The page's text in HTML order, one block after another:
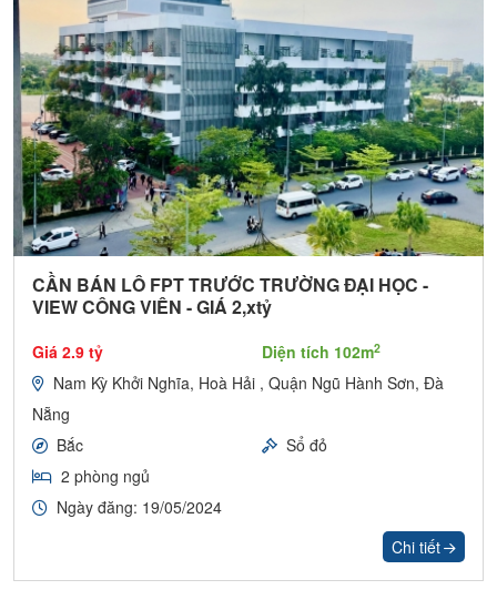
CẦN BÁN LÔ FPT TRƯỚC TRƯỜNG ĐẠI HỌC -
VIEW CÔNG VIÊN - GIÁ 2,xtỷ
Giá 2.9 tỷ Diện tích 102m2
Nam Kỳ Khởi Nghĩa, Hoà Hải , Quận Ngũ Hành Sơn, Đà
Nẵng
Bắc
Sổ đỏ
2 phòng ngủ
Ngày đăng: 19/05/2024
Chi tiết